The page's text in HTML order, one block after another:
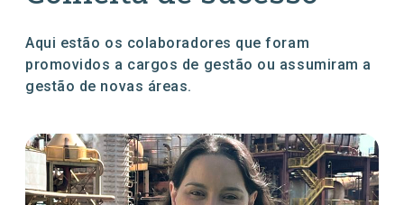
Unidades
Levedura Seca
Aqui estão os colaboradores que foram
promovidos a cargos de gestão ou assumiram a
gestão de novas áreas.